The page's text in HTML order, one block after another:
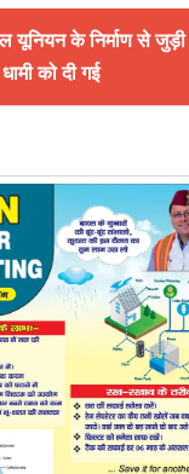
यूनियन के निर्माण से जुड़ी
को दी गई